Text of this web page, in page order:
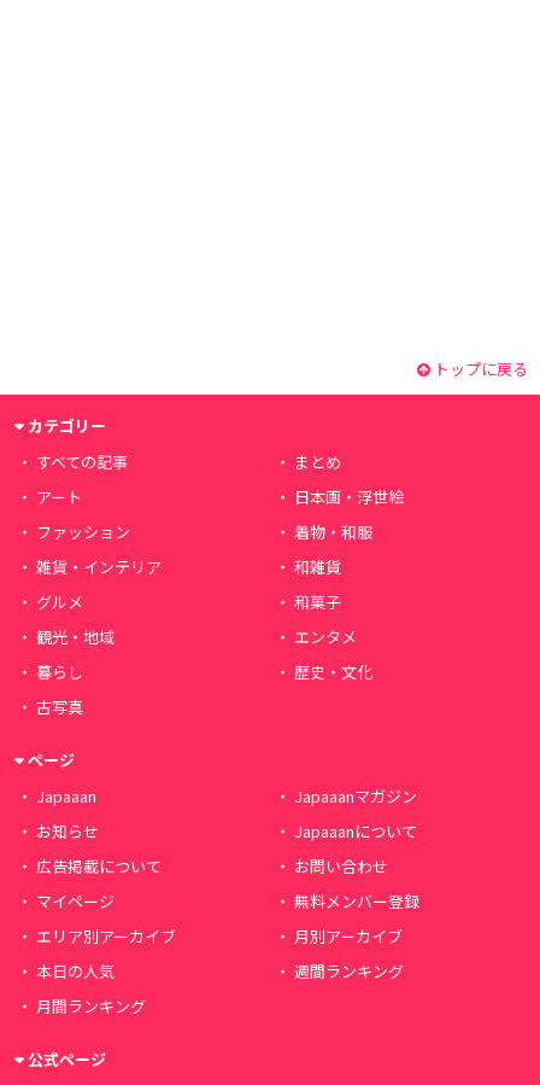
トップに戻る
カテゴリー
すべての記事
まとめ
アート
日本画・浮世絵
ファッション
着物・和服
雑貨・インテリア
和雑貨
グルメ
和菓子
観光・地域
エンタメ
暮らし
歴史・文化
古写真
ページ
Japaaan
Japaaanマガジン
お知らせ
Japaaanについて
広告掲載について
お問い合わせ
マイページ
無料メンバー登録
エリア別アーカイブ
月別アーカイブ
本日の人気
週間ランキング
月間ランキング
公式ページ